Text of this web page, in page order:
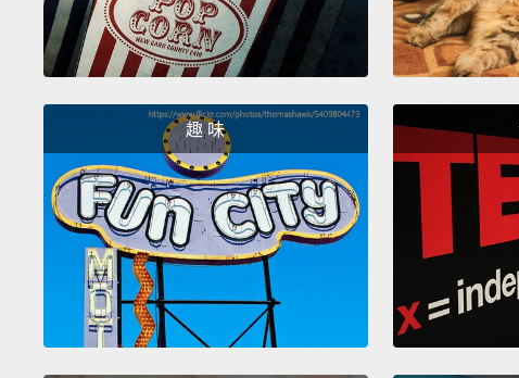
趣 味